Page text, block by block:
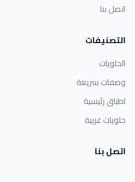
اتصل بنا
التصنيفات
الحلويات
وصفات سريعة
اطباق رئيسية
حلويات غربية
اتصل بنا